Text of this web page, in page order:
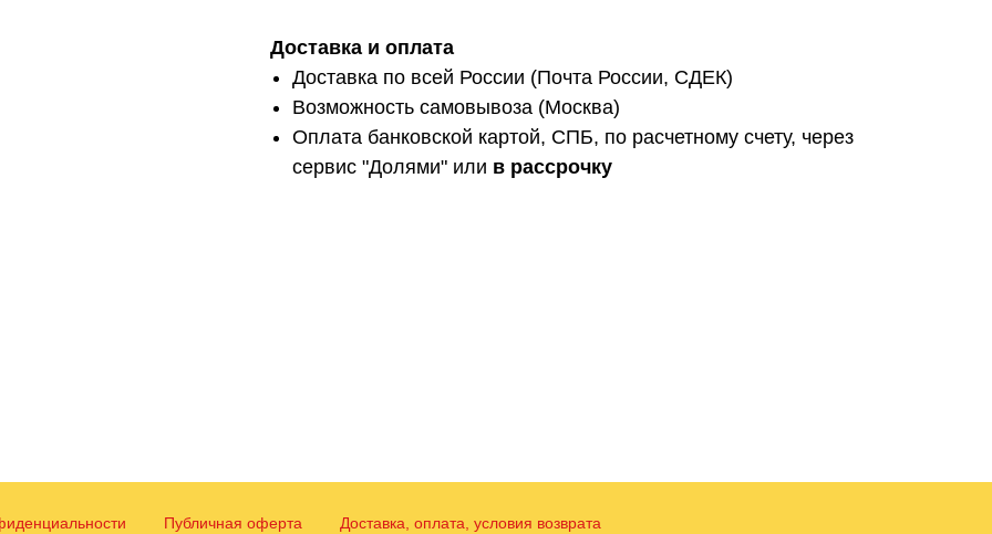
Доставка и оплата
Доставка по всей России (Почта России, СДЕК)
Возможность самовывоза (Москва)
Оплата банковской картой, СПБ, по расчетному счету, через
сервис "Долями" или в рассрочку
Публичная оферта Доставка, оплата, условия возврата